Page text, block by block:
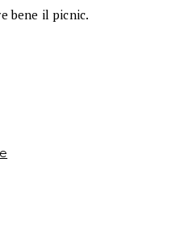
bene il picnic.